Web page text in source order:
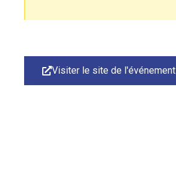
Visiter le site de l'événement